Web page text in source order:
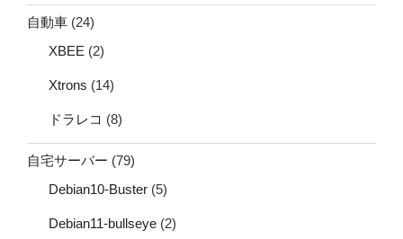
自動車 (24)
XBEE (2)
Xtrons (14)
ドラレコ (8)
自宅サーバー (79)
Debian10-Buster (5)
Debian11-bullseye (2)